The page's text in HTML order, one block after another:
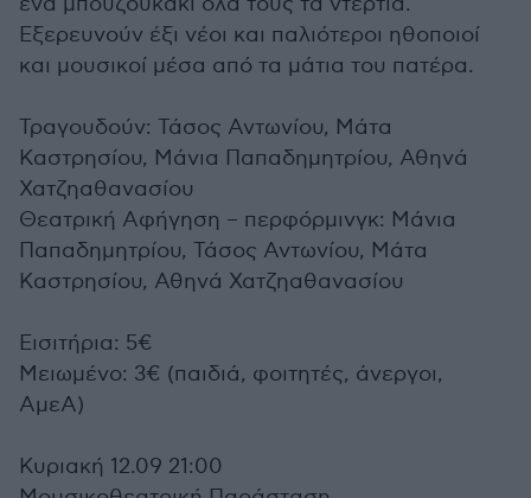
Εξερευνούν έξι νέοι και παλιότεροι ηθοποιοί
και μουσικοί μέσα από τα μάτια του πατέρα.
Τραγουδούν: Τάσος Αντωνίου, Μάτα
Καστρησίου, Μάνια Παπαδημητρίου, Αθηνά
Χατζηαθανασίου
Θεατρική Αφήγηση – περφόρμινγκ: Μάνια
Παπαδημητρίου, Τάσος Αντωνίου, Μάτα
Καστρησίου, Αθηνά Χατζηαθανασίου
Εισιτήρια: 5€
Μειωμένο: 3€ (παιδιά, φοιτητές, άνεργοι,
ΑμεΑ)
Κυριακή 12.09 21:00